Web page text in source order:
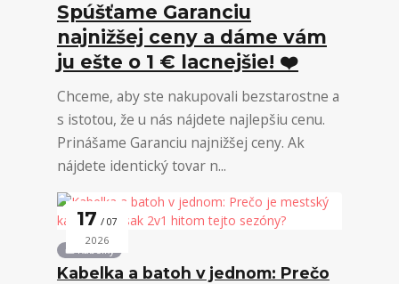
Spúšťame Garanciu
najnižšej ceny a dáme vám
ju ešte o 1 € lacnejšie! ❤️
Chceme, aby ste nakupovali bezstarostne a
s istotou, že u nás nájdete najlepšiu cenu.
Prinášame Garanciu najnižšej ceny. Ak
nájdete identický tovar n...
17 07
2026
👜 Kabelky
Kabelka a batoh v jednom: Prečo